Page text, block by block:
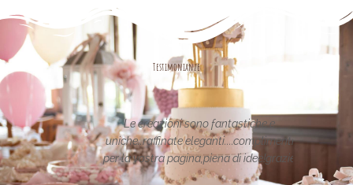
Testimonianze
nel
in
da
alle
Le creazioni sono fantastiche e
uniche..raffinate eleganti....complimenti
per la vostra pagina,piena di idee!grazie